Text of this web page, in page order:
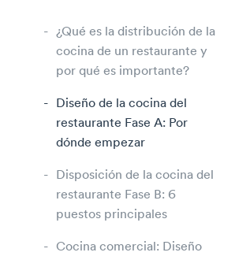
¿Qué es la distribución de la
cocina de un restaurante y
por qué es importante?
Diseño de la cocina del
restaurante Fase A: Por
dónde empezar
Disposición de la cocina del
restaurante Fase B: 6
puestos principales
Cocina comercial: Diseño